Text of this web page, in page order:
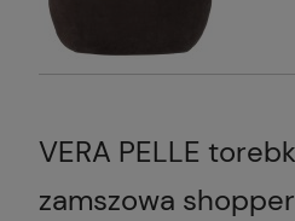
VERA PELLE
zamszowa